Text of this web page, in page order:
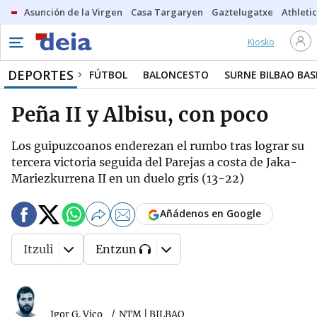
Asunción de la Virgen Casa Targaryen Gaztelugatxe Athletic
Kiosko
DEPORTES FÚTBOL BALONCESTO SURNE BILBAO
Peña II y Albisu, con poco
Los guipuzcoanos enderezan el rumbo tras lograr su
tercera victoria seguida del Parejas a costa de Jaka-
Mariezkurrena II en un duelo gris (13-22)
Igor G. Vico NTM | BILBAO
Añádenos en Google
Itzuli Entzun